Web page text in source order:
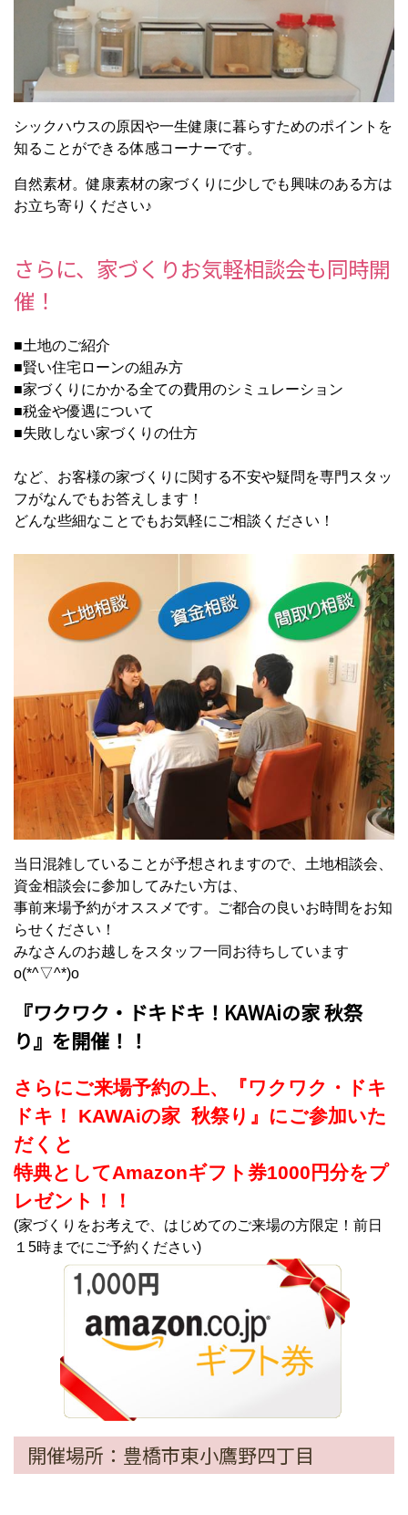
シックハウスの原因や一生健康に暮らすためのポイントを
知ることができる体感コーナーです。
自然素材。健康素材の家づくりに少しでも興味のある方は
お立ち寄りください♪
さらに、家づくりお気軽相談会も同時開
催！
■土地のご紹介
■賢い住宅ローンの組み方
■家づくりにかかる全ての費用のシミュレーション
■税金や優遇について
■失敗しない家づくりの仕方
など、お客様の家づくりに関する不安や疑問を専門スタッ
フがなんでもお答えします！
どんな些細なことでもお気軽にご相談ください！
当日混雑していることが予想されますので、土地相談会、
資金相談会に参加してみたい方は、
事前来場予約がオススメです。ご都合の良いお時間をお知
らせください！
みなさんのお越しをスタッフ一同お待ちしています
o(*^▽^*)o
『ワクワク・ドキドキ！KAWAiの家 秋祭
り』を開催！！
さらにご来場予約の上、『ワクワク・ドキ
ドキ！ KAWAiの家 秋祭り』にご参加いた
だくと
特典としてAmazonギフト券1000円分をプ
レゼント！！
(家づくりをお考えで、はじめてのご来場の方限定！前日
１5時までにご予約ください)
開催場所：豊橋市東小鷹野四丁目